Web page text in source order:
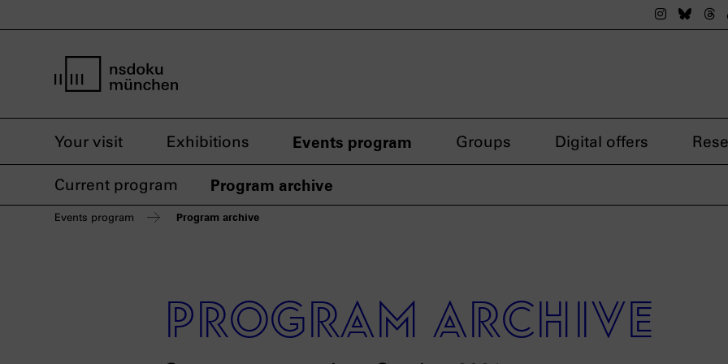
TheThe
Your visit Exhibitions Events program Groups Digital offers
Current program Program archive
Events program Program archive
Program archive